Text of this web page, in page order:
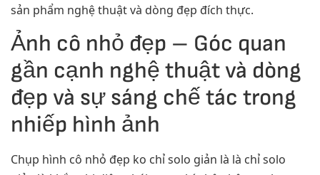
sản phẩm nghệ thuật và dòng đẹp đích thực.
Ảnh cô nhỏ đẹp – Góc quan
gần cạnh nghệ thuật và dòng
đẹp và sự sáng chế tác trong
nhiếp hình ảnh
Chụp hình cô nhỏ đẹp ko chỉ solo giản là là chỉ solo